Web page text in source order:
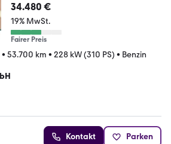
34.480 €
19% MwSt.
Fairer Preis
• 53.700 km • 228 kW (310 PS) • Benzin
Kontakt Parken